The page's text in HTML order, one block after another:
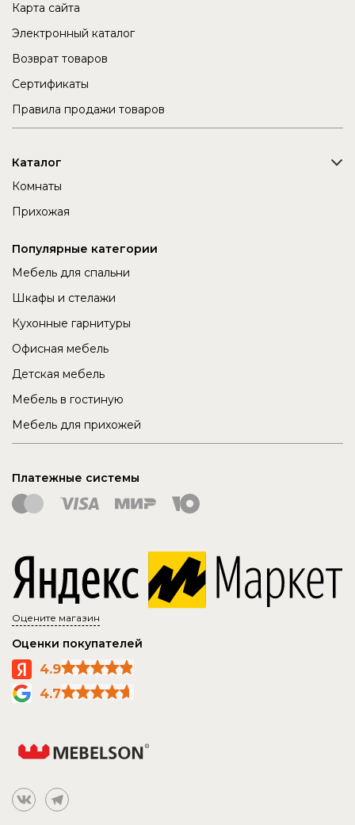
Карта сайта
Электронный каталог
Возврат товаров
Сертификаты
Правила продажи товаров
Каталог
Комнаты
Прихожая
Популярные категории
Мебель для спальни
Шкафы и стелажи
Кухонные гарнитуры
Офисная мебель
Детская мебель
Мебель в гостиную
Мебель для прихожей
Платежные системы
Оцените магазин
Оценки покупателей
4.9
4.7